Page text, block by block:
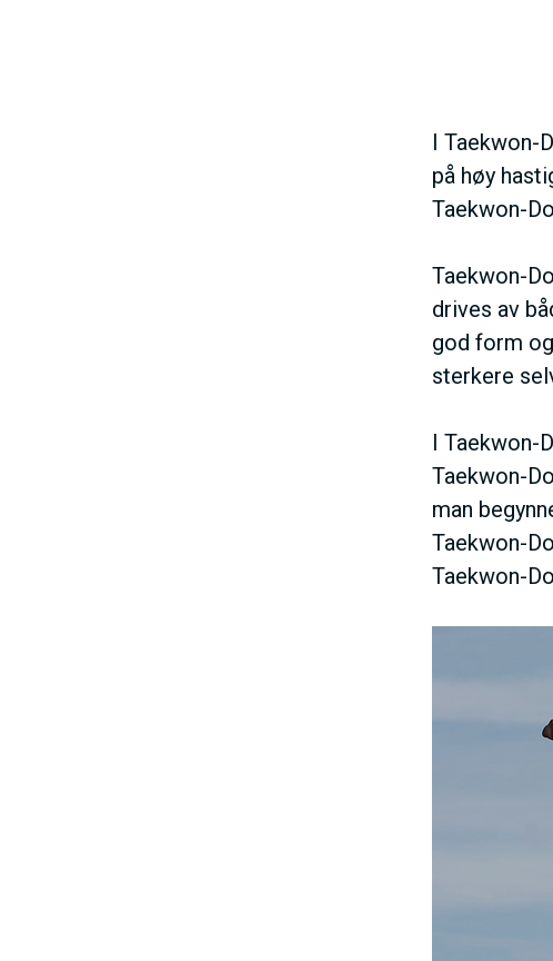
I Taekwon-
på høy
Taekwon-
Taekwon-
drives av
god form
sterkere
I Taekwon-
Taekwon-
man
Taekwon-
Taekwon-